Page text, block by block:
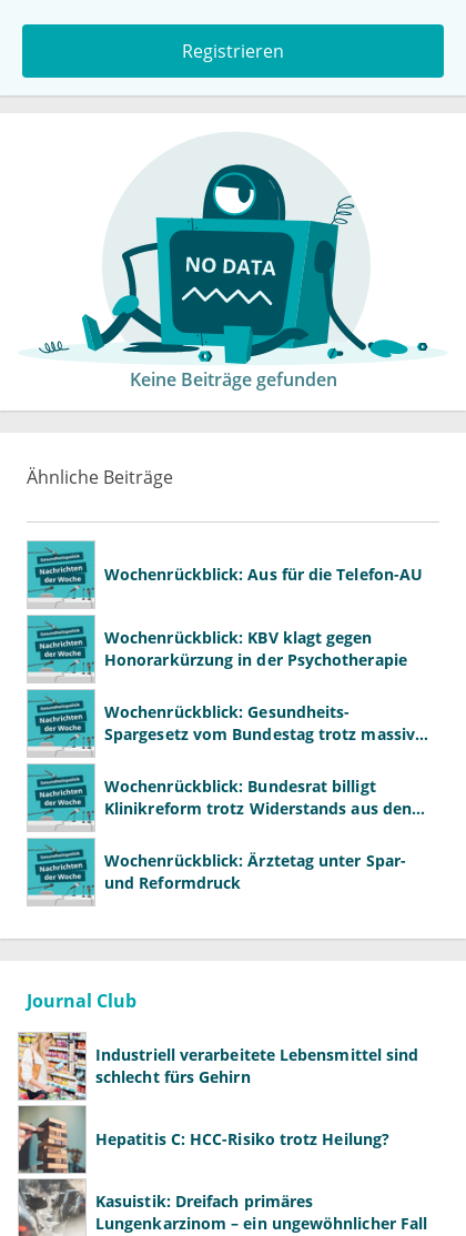
Registrieren
Keine Beiträge gefunden
Ähnliche Beiträge
Wochenrückblick: Aus für die Telefon-AU
Wochenrückblick: KBV klagt gegen
Honorarkürzung in der Psychotherapie
Wochenrückblick: Gesundheits-
Spargesetz vom Bundestag trotz massiver
Wochenrückblick: Bundesrat billigt
Klinikreform trotz Widerstands aus den
Wochenrückblick: Ärztetag unter Spar-
und Reformdruck
Journal Club
Industriell verarbeitete Lebensmittel sind
schlecht fürs Gehirn
Hepatitis C: HCC-Risiko trotz Heilung?
Kasuistik: Dreifach primäres
Lungenkarzinom – ein ungewöhnlicher Fall